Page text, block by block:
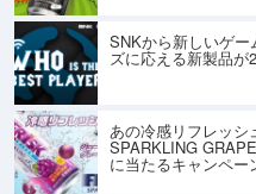
SNKから新しいゲ
ズに応える新製品が
あの冷感リフレッ
SPARKLING
に当たるキャンペー